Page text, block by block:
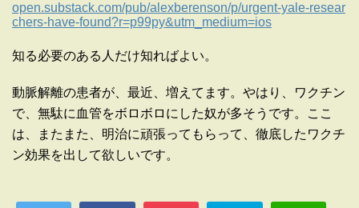
open.substack.com/pub/alexberenson/p/urgent-yale-resear
chers-have-found?r=p99py&utm_medium=ios
知る必要のある人だけ知ればよい。
動脈解離の患者が、最近、増えてます。やはり、ワクチン
で、無駄に血管をボロボロにした奴が多そうです。ここ
は、またまた、明治に頑張ってもらって、徹底したワクチ
ン効果を出して欲しいです。